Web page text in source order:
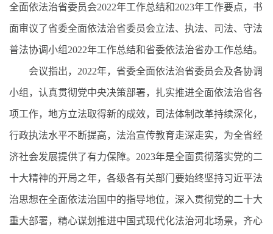
全面依法治省委员会2022年工作总结和2023年工作要点，书
面审议了省委全面依法治省委员会立法、执法、司法、守法
普法协调小组2022年工作总结和省委依法治省办工作总结。
会议指出，2022年，省委全面依法治省委员会及各协调
小组，认真贯彻党中央决策部署，扎实推进全面依法治省各
项工作，地方立法取得新的成效，司法体制改革持续深化，
行政执法水平不断提高，法治宣传教育走深走实，为全省经
济社会发展提供了有力保障。2023年是全面贯彻落实党的二
十大精神的开局之年，各级各有关部门要始终坚持习近平法
治思想在全面依法治国中的指导地位，深入贯彻党的二十大
重大部署，精心谋划推进中国式现代化法治河北场景，齐心